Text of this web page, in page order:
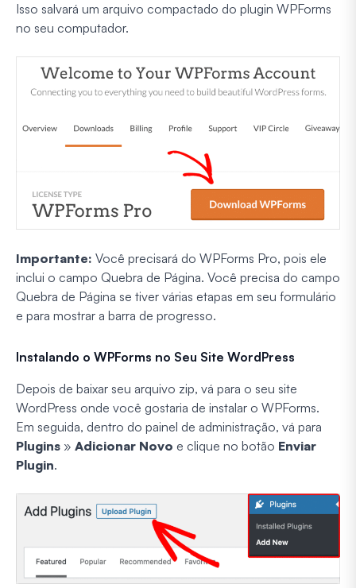
Isso salvará um arquivo compactado do plugin WPForms
no seu computador.
Importante: Você precisará do WPForms Pro, pois ele
inclui o campo Quebra de Página. Você precisa do campo
Quebra de Página se tiver várias etapas em seu formulário
e para mostrar a barra de progresso.
Instalando o WPForms no Seu Site WordPress
Depois de baixar seu arquivo zip, vá para o seu site
WordPress onde você gostaria de instalar o WPForms.
Em seguida, dentro do painel de administração, vá para
Plugins » Adicionar Novo e clique no botão Enviar
Plugin.